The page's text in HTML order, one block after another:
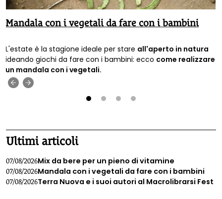
Mandala con i vegetali da fare con i bambini
L'estate è la stagione ideale per stare all'aperto in natura
ideando giochi da fare con i bambini: ecco come realizzare
un mandala con i vegetali.
Ultimi articoli
07/08/2026Mix da bere per un pieno di vitamine
07/08/2026Mandala con i vegetali da fare con i bambini
07/08/2026Terra Nuova e i suoi autori al Macrolibrarsi Fest